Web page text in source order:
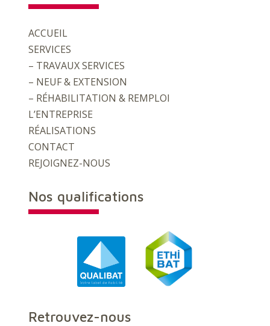
ACCUEIL
SERVICES
– TRAVAUX SERVICES
– NEUF & EXTENSION
– RÉHABILITATION & REMPLOI
L’ENTREPRISE
RÉALISATIONS
CONTACT
REJOIGNEZ-NOUS
Nos qualifications
Retrouvez-nous